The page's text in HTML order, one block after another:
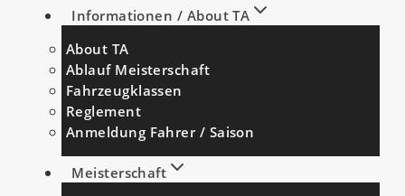
Informationen / About TA
About TA
Ablauf Meisterschaft
Fahrzeugklassen
Reglement
Anmeldung Fahrer / Saison
Meisterschaft